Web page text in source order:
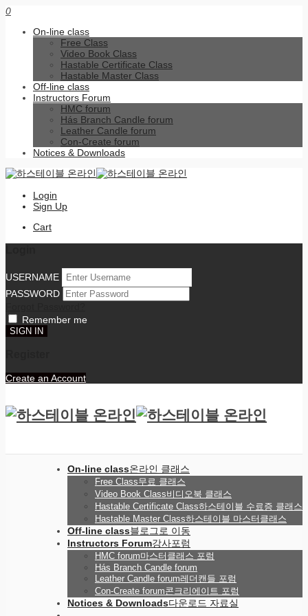
0
On-line class
Free Class
Video Book Class
Hastable Certificate Class
Hastable Master Class
Off-line class
Instructors Forum
HMC forum
Hás Branch Candle forum
Leather Candle forum
Con-Create forum
Notices & Downloads
Login
Sign Up
Cart
USERNAME
PASSWORD
Remember me
Create an Account
On-line class온라인 클래스
Free Class무료 클래스
Video Book Class비디오북 클래스
Hastable Certificate Class하스테이블 수료증 클래스
Hastable Master Class하스테이블 마스터클래스
Off-line class블로그로 이동
Instructors Forum강사포럼
HMC forum마스터클래스 포럼
Hás Branch Candle forum
Leather Candle forum레더캔들 포럼
Con-Create forum콘크리에이트 포럼
Notices & Downloads다운로드 자료실